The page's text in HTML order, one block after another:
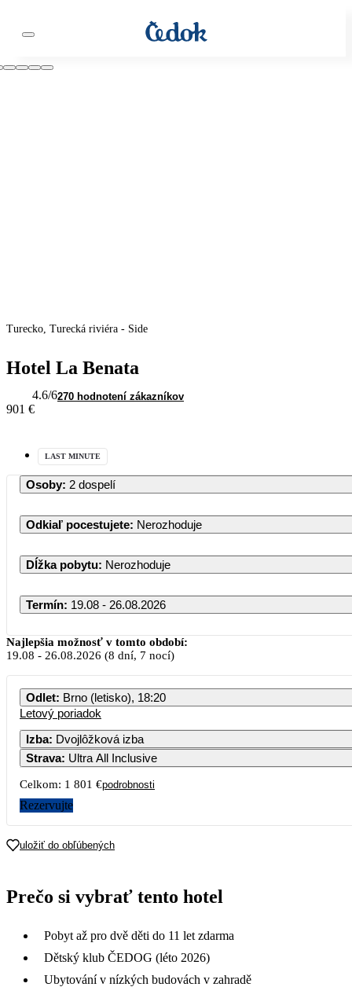
Turecko, Turecká riviéra - Side
Hotel La Benata
4.6/6270 hodnotení zákazníkov
901 €
LAST MINUTE
Osoby: 2 dospelí
Odkiaľ pocestujete: Nerozhoduje
Dĺžka pobytu: Nerozhoduje
Termín: 19.08 - 26.08.2026
August 2026
PO UT ST ŠT PI SO
Najlepšia možnosť v tomto období:
19.08 - 26.08.2026 (8 dní, 7 nocí)
Odlet: Brno (letisko), 18:20
Letový poriadok
Izba: Dvojlôžková izba
Strava: Ultra All Inclusive
Celkom: 1 801 €podrobnosti
Rezervujte
uložiť do obľúbených
Prečo si vybrať tento hotel
Pobyt až pro dvě děti do 11 let zdarma
Dětský klub ČEDOG (léto 2026)
Ubytování v nízkých budovách v zahradě